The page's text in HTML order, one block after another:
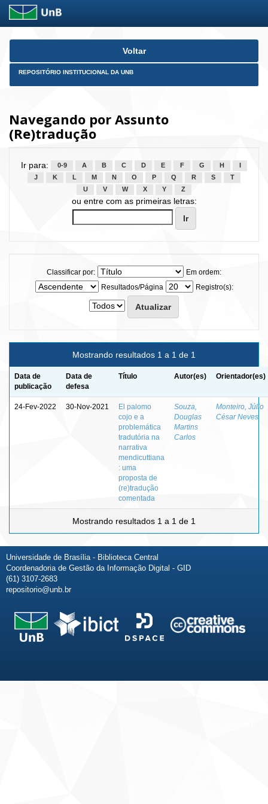
Skip
Voltar
REPOSITÓRIO INSTITUCIONAL DA UNB
Navegando por Assunto
(Re)tradução
Ir para: 0-9 A B C D E F G H
J
K L M N O P Q R S
T
U
V W X Y Z
ou entre com as primeiras letras:
Classificar por:
Em ordem:
Resultados/Página
Registro(s):
Mostrando resultados 1 a 1 de 1
Data de
publicação
Data de
defesa
Título Autor(es) Orientador(es)
24-Fev-2022 30-Nov-2021
El palomo
cojo e a
problemática
tradutória na
narrativa
mendicuttiana
: uma
proposta de
(re)tradução
comentada
Souza,
Douglas
Martins
Carlos
Monteiro, Júlio
César Neves
Mostrando resultados 1 a 1 de 1
Universidade de Brasília - Biblioteca Central
Coordenadoria de Gestão da Informação Digital - GID
(61) 3107-2683
repositorio@unb.br